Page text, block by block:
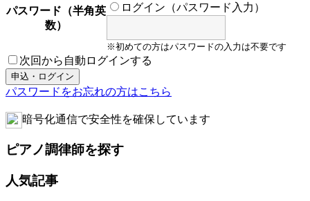
パスワード（半角英
数）
ログイン（パスワード入力）
※初めての方はパスワードの入力は不要です
次回から自動ログインする
パスワードをお忘れの方はこちら
暗号化通信で安全性を確保しています
ピアノ調律師を探す
人気記事